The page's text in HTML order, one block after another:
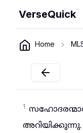
VerseQuick
Home
1
അറിയിക്കുന്നു.